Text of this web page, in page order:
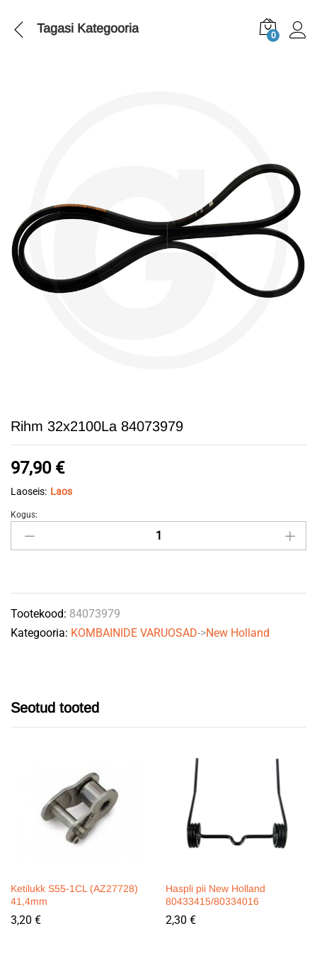
Tagasi Kategooria 0
Rihm 32x2100La 84073979
97,90 €
Laoseis: Laos
Rihm
32x2100La
Kogus:
Tootekood: 84073979
Kategooria: KOMBAINIDE VARUOSAD->New Holland
Seotud tooted
Ketilukk S55-1CL (AZ27728)
41,4mm
3,20 €
Haspli pii New Holland
80433415/80334016
2,30 €